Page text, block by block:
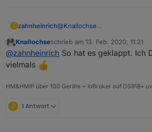
Z zahnheinrich@Knallochse
Ein "apt-get update" schadet
Dann "apt-get install nmap"
Offline
Knallochseschrieb am 13. Feb. 2020, 11:21
zuletzt editiert von
@zahnheinrich So hat es geklappt. Ich
vielmals
HM&HMIP über 100 Geräte + IoBroker auf DS918+
Z 1 Antwort